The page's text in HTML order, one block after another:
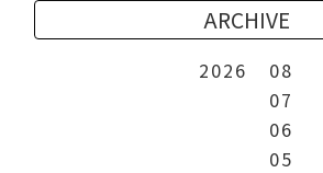
ARCHIVE
2026
08
07
06
05